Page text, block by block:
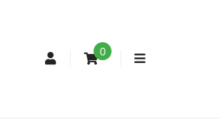
Conta 0